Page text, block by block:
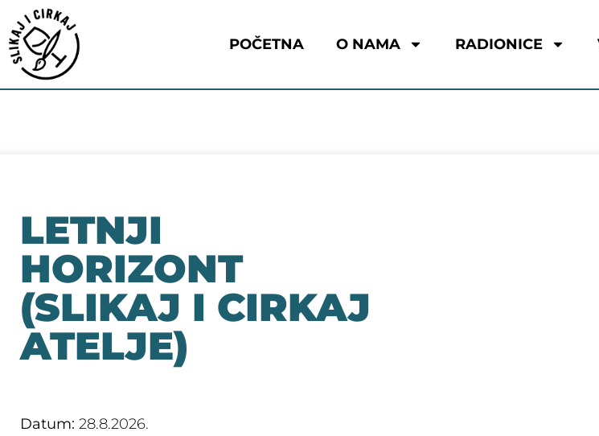
POČETNA O NAMA RADIONICE
LETNJI
HORIZONT
(SLIKAJ I CIRKAJ
ATELJE)
Datum: 28.8.2026.